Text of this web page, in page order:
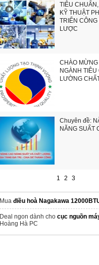
TIÊU
KỸ THUẬT
TRIỂN
LƯỢC
CHÀO
NGÀNH
LƯỜNG
Chuyên đề:
NĂNG SUẤT
1 2 3
Mua điều hoà Nagakawa
Deal ngon dành cho cục nguồn
Hoàng Hà PC